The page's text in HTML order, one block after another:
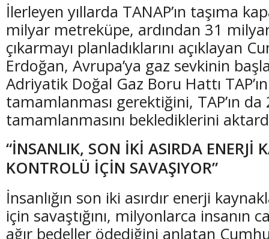
İlerleyen yıllarda TANAP’ın taşıma
milyar metreküpe, ardından 31
çıkarmayı planladıklarını açıklayan
Erdoğan, Avrupa’ya gaz sevkinin
Adriyatik Doğal Gaz Boru Hattı
tamamlanması gerektiğini, TAP’ın da
tamamlanmasını beklediklerini
“İNSANLIK, SON İKİ ASIRDA ENERJİ
KONTROLÜ İÇİN SAVAŞIYOR”
İnsanlığın son iki asırdır enerji
için savaştığını, milyonlarca insanın
ağır bedeller ödediğini anlatan